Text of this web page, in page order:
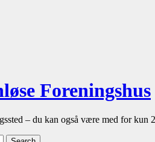
Foreningshus
– du kan også være med for